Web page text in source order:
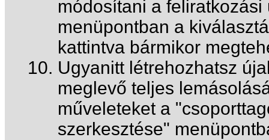
módosítani a
menüpontban a
kattintva bármikor
Ugyanitt létrehozhatsz
meglevő teljes
műveleteket a
szerkesztése"